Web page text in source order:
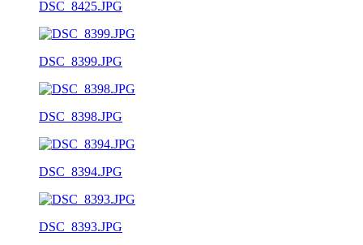
DSC_8425.JPG
DSC_8399.JPG
DSC_8398.JPG
DSC_8394.JPG
DSC_8393.JPG